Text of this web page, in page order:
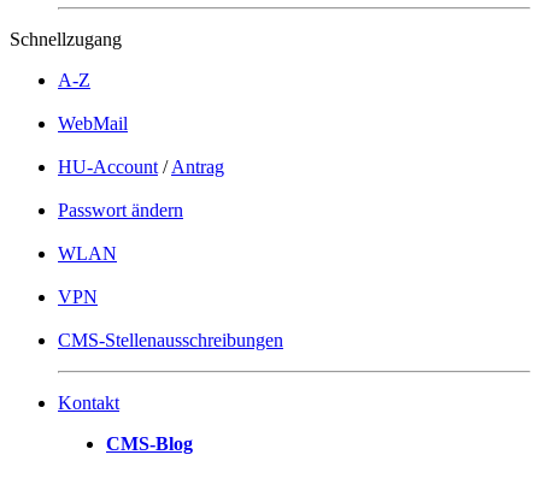
Schnellzugang
A-Z
WebMail
HU-Account /Antrag
Passwort ändern
WLAN
VPN
CMS-Stellenausschreibungen
Kontakt
CMS-Blog